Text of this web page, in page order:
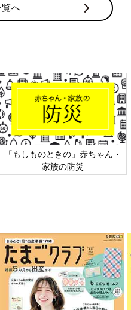
へ
ーフレッ
六星占術 細木かおり